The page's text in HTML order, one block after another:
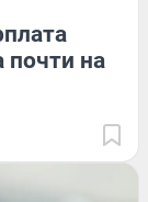
почти на